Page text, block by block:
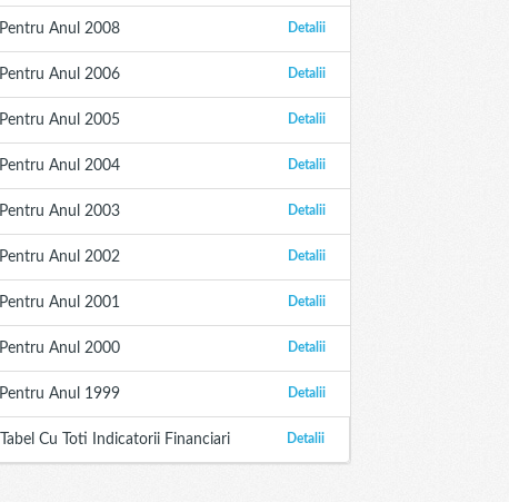
Detalii
Pentru Anul 2008
Detalii
Pentru Anul 2006
Detalii
Pentru Anul 2005
Detalii
Pentru Anul 2004
Detalii
Pentru Anul 2003
Detalii
Pentru Anul 2002
Detalii
Pentru Anul 2001
Detalii
Pentru Anul 2000
Detalii
Pentru Anul 1999
Detalii
Tabel Cu Toti Indicatorii Financiari